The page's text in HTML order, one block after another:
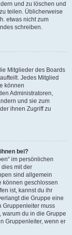
und zu löschen und
teilen. Üblicherweise
etwas nicht zum
schreiben.
Mitglieder des Boards
Jedes Mitglied
können
Administratoren,
und sie zum
ihnen Zugriff zu
bei?
im persönlichen
dies mit der
sind allgemein
können geschlossen
ist, kannst du ihr
die Gruppe eine
Gruppenleiter muss
du in die Gruppe
Gruppenleiter, wenn er